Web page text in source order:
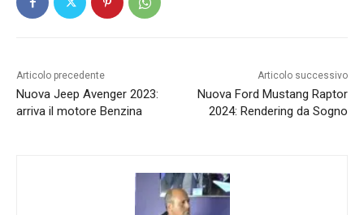
Articolo precedente
Nuova Jeep Avenger 2023:
arriva il motore Benzina
Articolo successivo
Nuova Ford Mustang Raptor
2024: Rendering da Sogno